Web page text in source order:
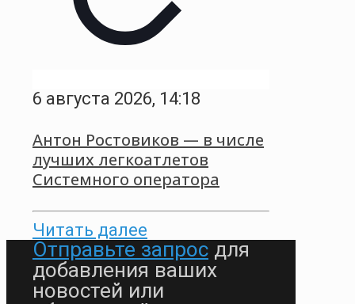
6 августа 2026, 14:18
Антон Ростовиков — в числе
лучших легкоатлетов
Системного оператора
Читать далее
Отправьте запрос для
добавления ваших
новостей или